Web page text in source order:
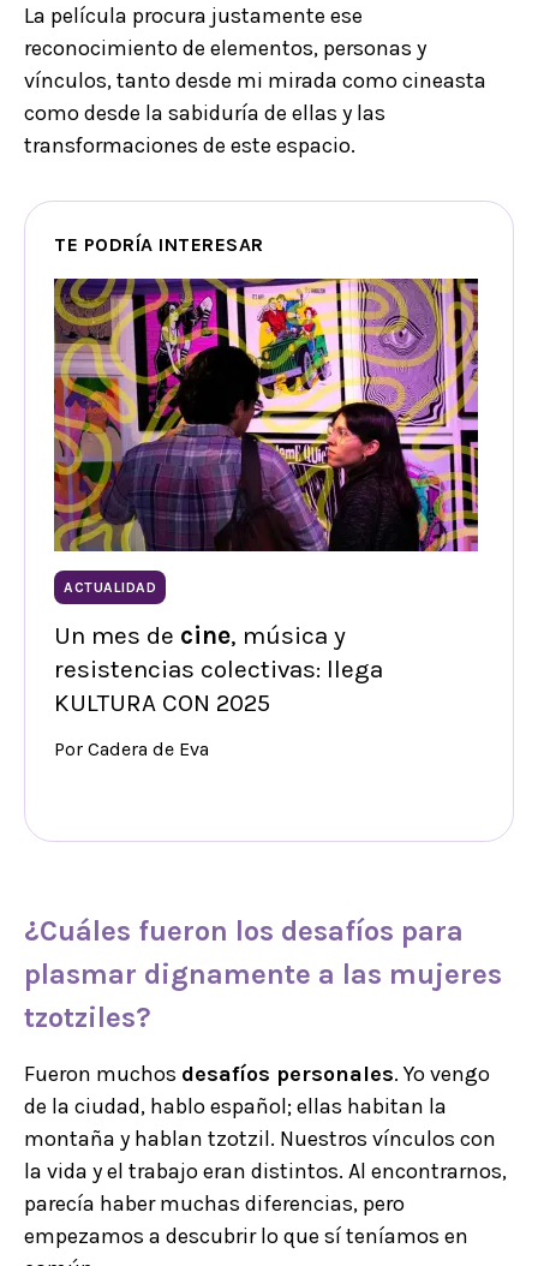
La película procura justamente ese
reconocimiento de elementos, personas y
vínculos, tanto desde mi mirada como cineasta
como desde la sabiduría de ellas y las
transformaciones de este espacio.
TE PODRÍA INTERESAR
ACTUALIDAD
Un mes de cine, música y
resistencias colectivas: llega
KULTURA CON 2025
Por Cadera de Eva
¿Cuáles fueron los desafíos para
plasmar dignamente a las mujeres
tzotziles?
Fueron muchos desafíos personales. Yo vengo
de la ciudad, hablo español; ellas habitan la
montaña y hablan tzotzil. Nuestros vínculos con
la vida y el trabajo eran distintos. Al encontrarnos,
parecía haber muchas diferencias, pero
empezamos a descubrir lo que sí teníamos en